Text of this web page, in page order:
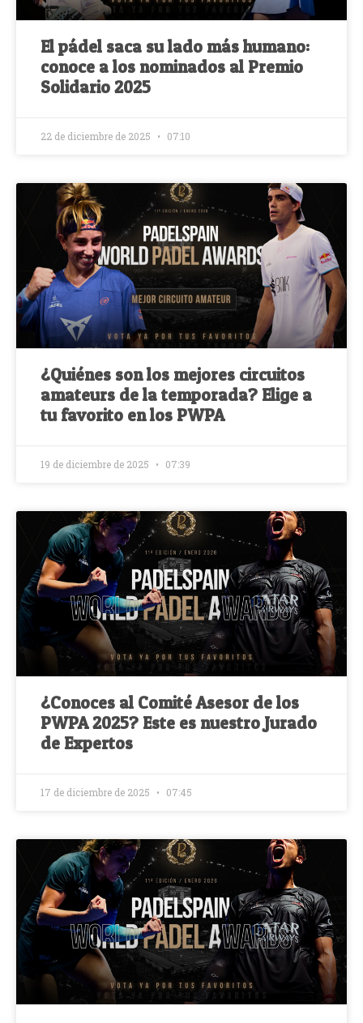
El pádel saca su lado más humano:
conoce a los nominados al Premio
Solidario 2025
22 de diciembre de 2025 07:10
¿Quiénes son los mejores circuitos
amateurs de la temporada? Elige a
tu favorito en los PWPA
19 de diciembre de 2025 07:39
¿Conoces al Comité Asesor de los
PWPA 2025? Este es nuestro Jurado
de Expertos
17 de diciembre de 2025 07:45